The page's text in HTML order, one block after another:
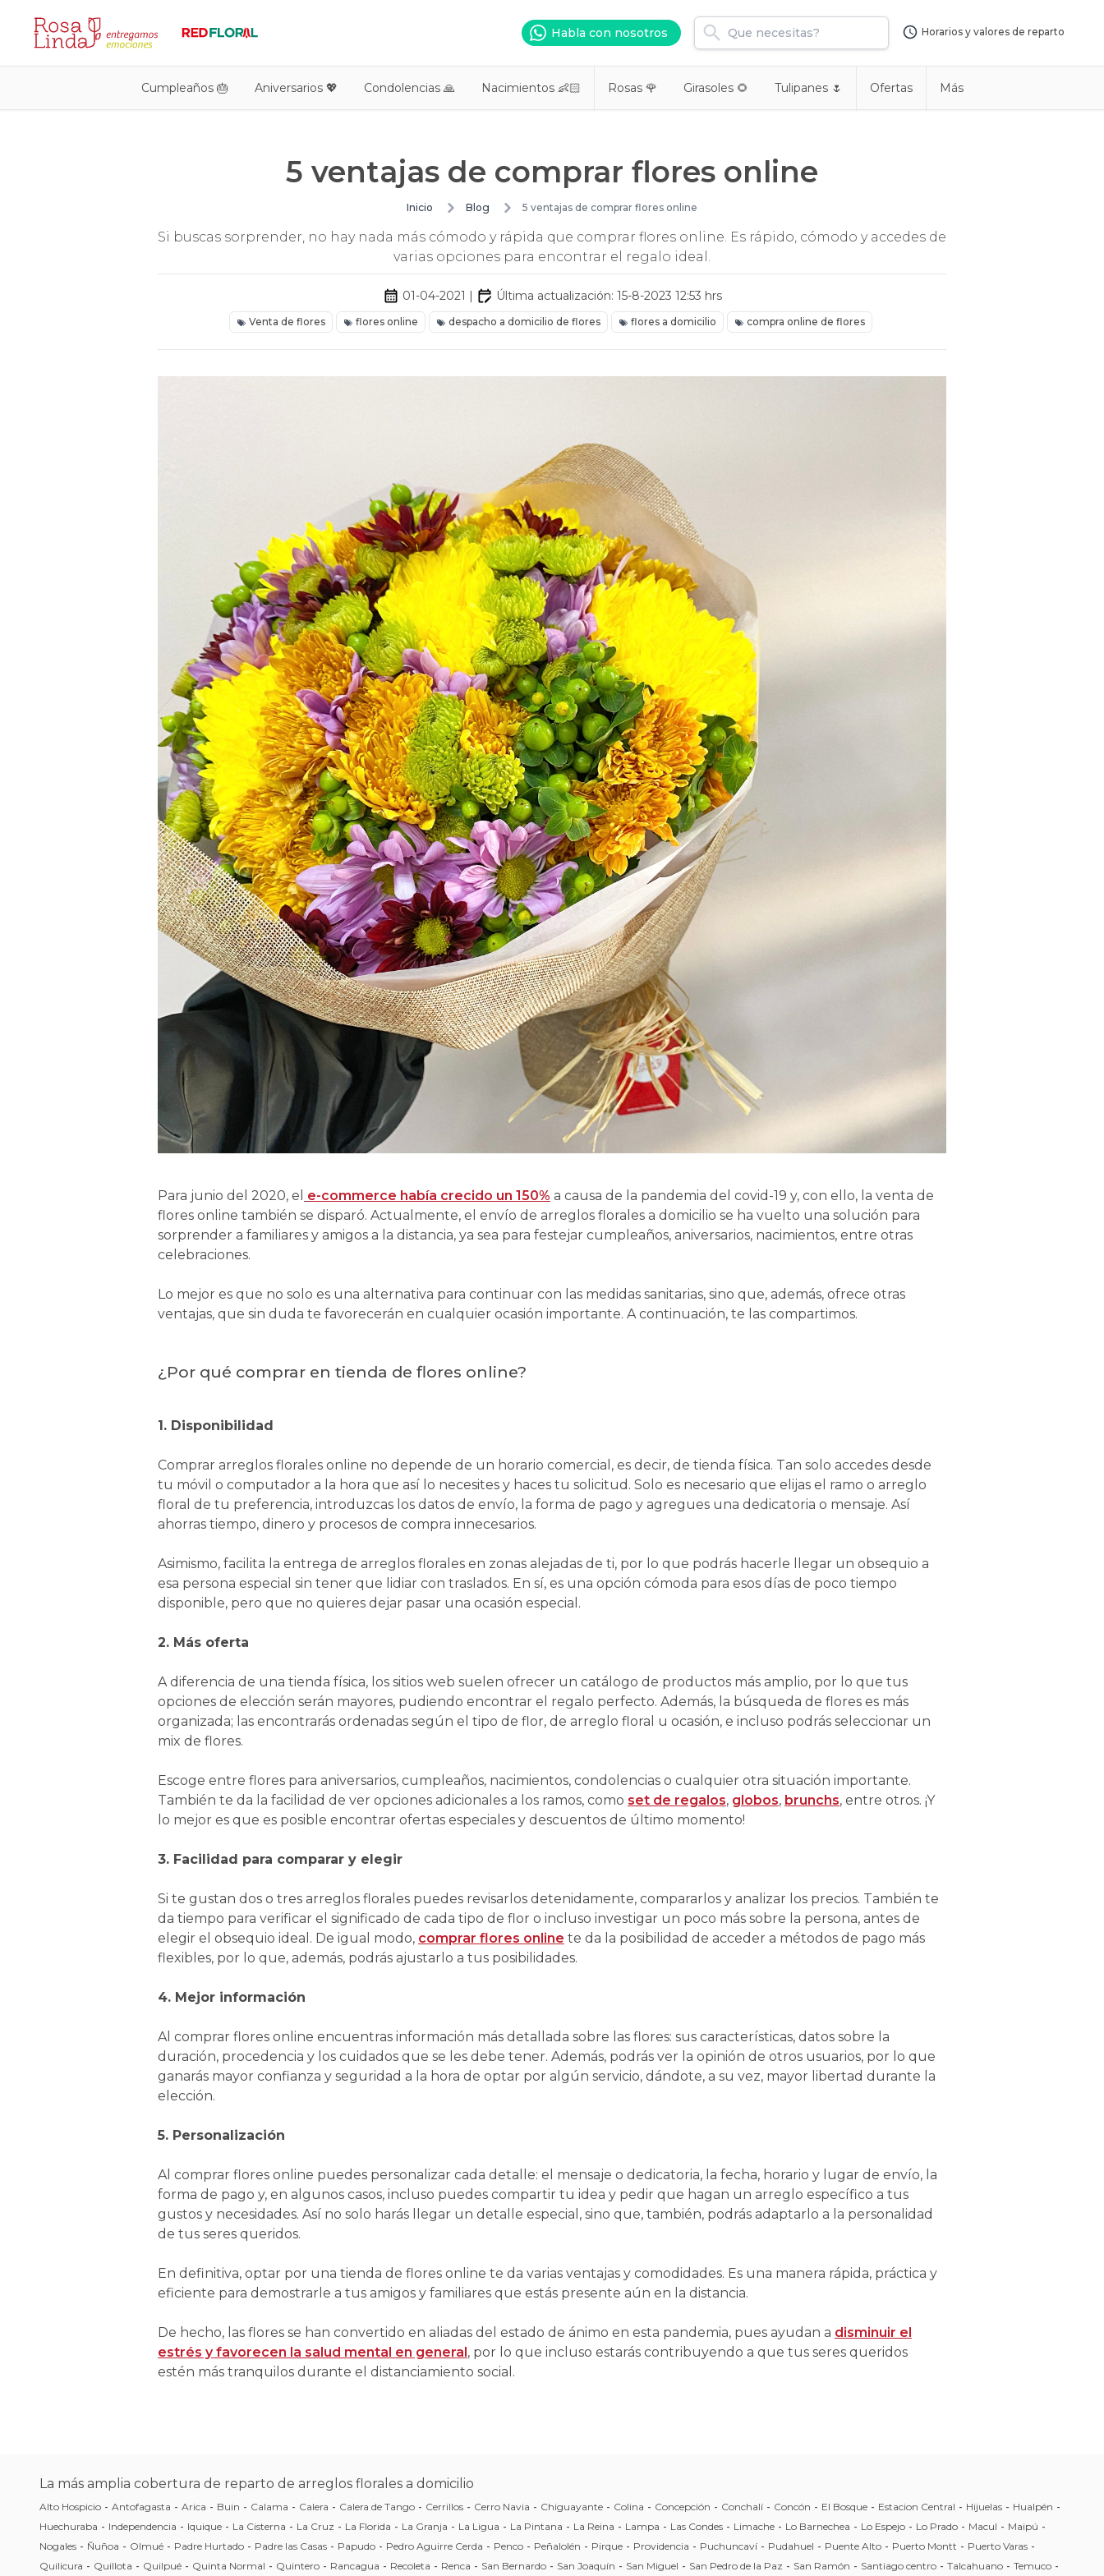
Habla con nosotros Horarios y valores de reparto
Cumpleaños 🎂 Aniversarios 💖 Condolencias 🙏 Nacimientos 👶🏻 Rosas 🌹 Girasoles 🌻 Tulipanes 🌷 Ofertas Más
5 ventajas de comprar flores online
Inicio Blog 5 ventajas de comprar flores online
Si buscas sorprender, no hay nada más cómodo y rápida que comprar flores online. Es rápido, cómodo y accedes de
varias opciones para encontrar el regalo ideal.
01-04-2021 | Última actualización: 15-8-2023 12:53 hrs
Venta de flores flores online despacho a domicilio de flores flores a domicilio compra online de flores
Para junio del 2020, el e-commerce había crecido un 150% a causa de la pandemia del covid-19 y, con ello, la venta de
flores online también se disparó. Actualmente, el envío de arreglos florales a domicilio se ha vuelto una solución para
sorprender a familiares y amigos a la distancia, ya sea para festejar cumpleaños, aniversarios, nacimientos, entre otras
celebraciones.
Lo mejor es que no solo es una alternativa para continuar con las medidas sanitarias, sino que, además, ofrece otras
ventajas, que sin duda te favorecerán en cualquier ocasión importante. A continuación, te las compartimos.
¿Por qué comprar en tienda de flores online?
1. Disponibilidad
Comprar arreglos florales online no depende de un horario comercial, es decir, de tienda física. Tan solo accedes desde
tu móvil o computador a la hora que así lo necesites y haces tu solicitud. Solo es necesario que elijas el ramo o arreglo
floral de tu preferencia, introduzcas los datos de envío, la forma de pago y agregues una dedicatoria o mensaje. Así
ahorras tiempo, dinero y procesos de compra innecesarios.
Asimismo, facilita la entrega de arreglos florales en zonas alejadas de ti, por lo que podrás hacerle llegar un obsequio a
esa persona especial sin tener que lidiar con traslados. En sí, es una opción cómoda para esos días de poco tiempo
disponible, pero que no quieres dejar pasar una ocasión especial.
2. Más oferta
A diferencia de una tienda física, los sitios web suelen ofrecer un catálogo de productos más amplio, por lo que tus
opciones de elección serán mayores, pudiendo encontrar el regalo perfecto. Además, la búsqueda de flores es más
organizada; las encontrarás ordenadas según el tipo de flor, de arreglo floral u ocasión, e incluso podrás seleccionar un
mix de flores.
Escoge entre flores para aniversarios, cumpleaños, nacimientos, condolencias o cualquier otra situación importante.
También te da la facilidad de ver opciones adicionales a los ramos, como set de regalos, globos, brunchs, entre otros. ¡Y
lo mejor es que es posible encontrar ofertas especiales y descuentos de último momento!
3. Facilidad para comparar y elegir
Si te gustan dos o tres arreglos florales puedes revisarlos detenidamente, compararlos y analizar los precios. También te
da tiempo para verificar el significado de cada tipo de flor o incluso investigar un poco más sobre la persona, antes de
elegir el obsequio ideal. De igual modo, comprar flores online te da la posibilidad de acceder a métodos de pago más
flexibles, por lo que, además, podrás ajustarlo a tus posibilidades.
4. Mejor información
Al comprar flores online encuentras información más detallada sobre las flores: sus características, datos sobre la
duración, procedencia y los cuidados que se les debe tener. Además, podrás ver la opinión de otros usuarios, por lo que
ganarás mayor confianza y seguridad a la hora de optar por algún servicio, dándote, a su vez, mayor libertad durante la
elección.
5. Personalización
Al comprar flores online puedes personalizar cada detalle: el mensaje o dedicatoria, la fecha, horario y lugar de envío, la
forma de pago y, en algunos casos, incluso puedes compartir tu idea y pedir que hagan un arreglo específico a tus
gustos y necesidades. Así no solo harás llegar un detalle especial, sino que, también, podrás adaptarlo a la personalidad
de tus seres queridos.
En definitiva, optar por una tienda de flores online te da varias ventajas y comodidades. Es una manera rápida, práctica y
eficiente para demostrarle a tus amigos y familiares que estás presente aún en la distancia.
De hecho, las flores se han convertido en aliadas del estado de ánimo en esta pandemia, pues ayudan a disminuir el
estrés y favorecen la salud mental en general , por lo que incluso estarás contribuyendo a que tus seres queridos
estén más tranquilos durante el distanciamiento social.
La más amplia cobertura de reparto de arreglos florales a domicilio
Alto Hospicio - Antofagasta - Arica - Buin - Calama - Calera - Calera de Tango - Cerrillos - Cerro Navia - Chiguayante - Colina - Concepción - Conchalí - Concón - El Bosque - Estacion Central - Hijuelas - Hualpén -
Huechuraba - Independencia - Iquique - La Cisterna - La Cruz - La Florida - La Granja - La Ligua - La Pintana - La Reina - Lampa - Las Condes - Limache - Lo Barnechea - Lo Espejo - Lo Prado - Macul - Maipú -
Nogales - Ñuñoa - Olmué - Padre Hurtado - Padre las Casas - Papudo - Pedro Aguirre Cerda - Penco - Peñalolén - Pirque - Providencia - Puchuncaví - Pudahuel - Puente Alto - Puerto Montt - Puerto Varas -
Quilicura - Quillota - Quilpué - Quinta Normal - Quintero - Rancagua - Recoleta - Renca - San Bernardo - San Joaquín - San Miguel - San Pedro de la Paz - San Ramón - Santiago centro - Talcahuano - Temuco -